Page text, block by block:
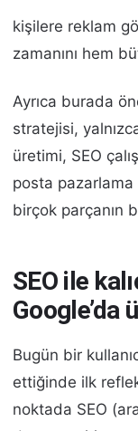
kişilere reklam
zamanını hem
Ayrıca burada
stratejisi,
üretimi, SEO
posta
birçok parçanın
SEO ile
Google’da
Bugün bir
ettiğinde ilk
noktada SEO